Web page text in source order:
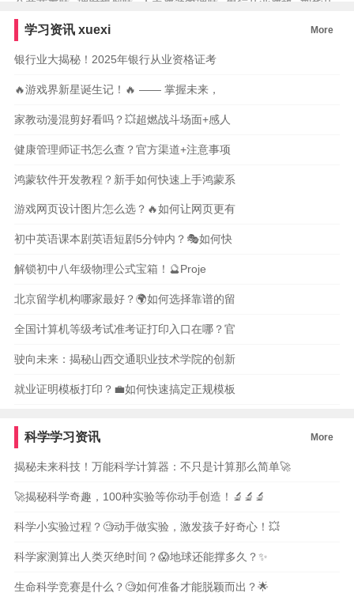
公共营养师
理财规划师 人力资源管理师 银行从业资格
期货从
业资格
学习资讯 xuexi More
银行业大揭秘！2025年银行从业资格证考
🔥游戏界新星诞生记！🔥 —— 掌握未来，
家教动漫混剪好看吗？💥超燃战斗场面+感人
健康管理师证书怎么查？官方渠道+注意事项
鸿蒙软件开发教程？新手如何快速上手鸿蒙系
游戏网页设计图片怎么选？🔥如何让网页更有
初中英语课本剧英语短剧5分钟内？🎭如何快
解锁初中八年级物理公式宝箱！🔮Proje
北京留学机构哪家最好？🌍如何选择靠谱的留
全国计算机等级考试准考证打印入口在哪？官
驶向未来：揭秘山西交通职业技术学院的创新
就业证明模板打印？💼如何快速搞定正规模板
科学学习资讯 More
揭秘未来科技！万能科学计算器：不只是计算那么简单🚀
🚀揭秘科学奇趣，100种实验等你动手创造！🔬🔬🔬
科学小实验过程？🧐动手做实验，激发孩子好奇心！💥
科学家测算出人类灭绝时间？😱地球还能撑多久？✨
生命科学竞赛是什么？🧐如何准备才能脱颖而出？🌟